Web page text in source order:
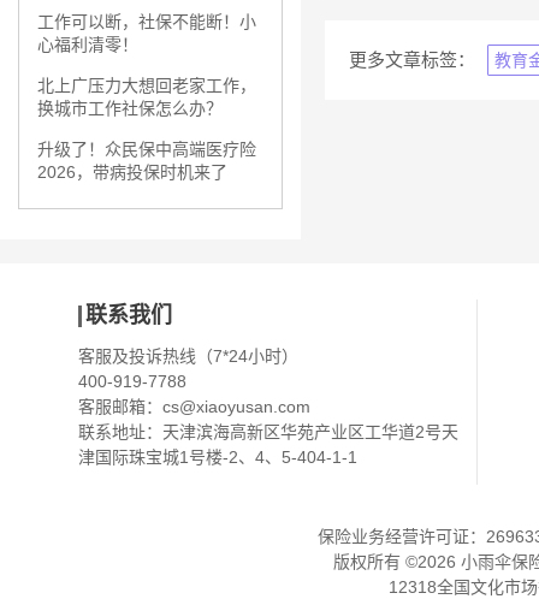
工作可以断，社保不能断！小
心福利清零！
北上广压力大想回老家工作，
换城市工作社保怎么办？
升级了！众民保中高端医疗险
2026，带病投保时机来了
更多文章标签： 教育
联系我们
客服及投诉热线（7*24小时）
400-919-7788
客服邮箱： cs@xiaoyusan.com
联系地址：天津滨海高新区华苑产业区工华道2号天
津国际珠宝城1号楼-2、4、5-404-1-1
保险业务经营许可证：
版权所有 ©2026 小雨伞保
12318全国文化市